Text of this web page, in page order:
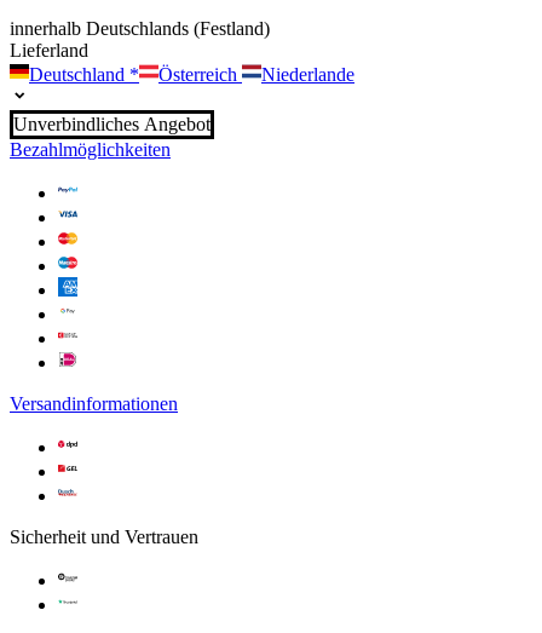
innerhalb Deutschlands (Festland)
Lieferland
Deutschland * Österreich Niederlande
Unverbindliches Angebot
Bezahlmöglichkeiten
Versandinformationen
Sicherheit und Vertrauen